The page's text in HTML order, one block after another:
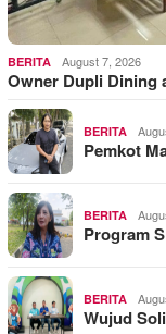
BERITA August 7, 2026
Owner Dupli Dining
BERITA
Pemkot
BERITA
Program
BERITA
Wujud